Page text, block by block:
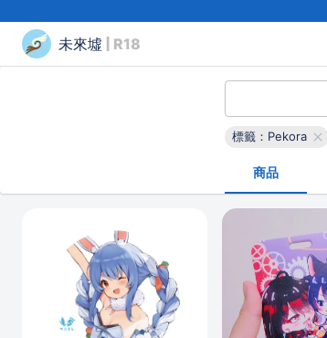
未來墟 | R18
標籤：Pekora
商品